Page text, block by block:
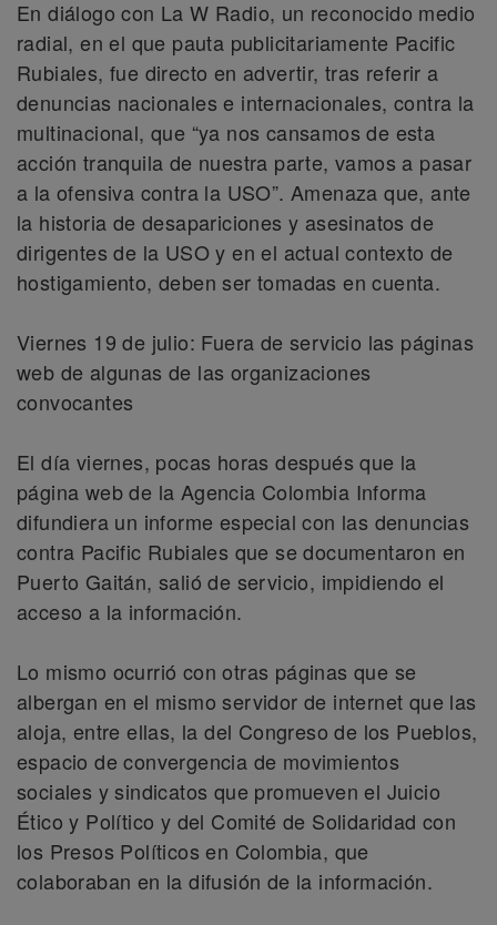
En diálogo con La W Radio, un reconocido medio
radial, en el que pauta publicitariamente Pacific
Rubiales, fue directo en advertir, tras referir a
denuncias nacionales e internacionales, contra la
multinacional, que “ya nos cansamos de esta
acción tranquila de nuestra parte, vamos a pasar
a la ofensiva contra la USO”. Amenaza que, ante
la historia de desapariciones y asesinatos de
dirigentes de la USO y en el actual contexto de
hostigamiento, deben ser tomadas en cuenta.
Viernes 19 de julio: Fuera de servicio las páginas
web de algunas de las organizaciones
convocantes
El día viernes, pocas horas después que la
página web de la Agencia Colombia Informa
difundiera un informe especial con las denuncias
contra Pacific Rubiales que se documentaron en
Puerto Gaitán, salió de servicio, impidiendo el
acceso a la información.
Lo mismo ocurrió con otras páginas que se
albergan en el mismo servidor de internet que las
aloja, entre ellas, la del Congreso de los Pueblos,
espacio de convergencia de movimientos
sociales y sindicatos que promueven el Juicio
Ético y Político y del Comité de Solidaridad con
los Presos Políticos en Colombia, que
colaboraban en la difusión de la información.